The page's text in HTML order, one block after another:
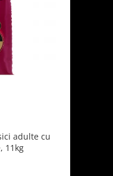
adulte cu
11kg